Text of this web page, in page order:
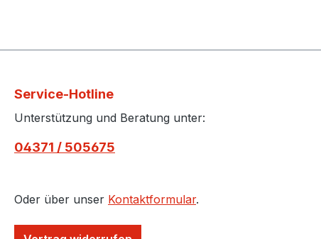
Service-Hotline
Unterstützung und Beratung unter:
04371 / 505675
Oder über unser Kontaktformular.